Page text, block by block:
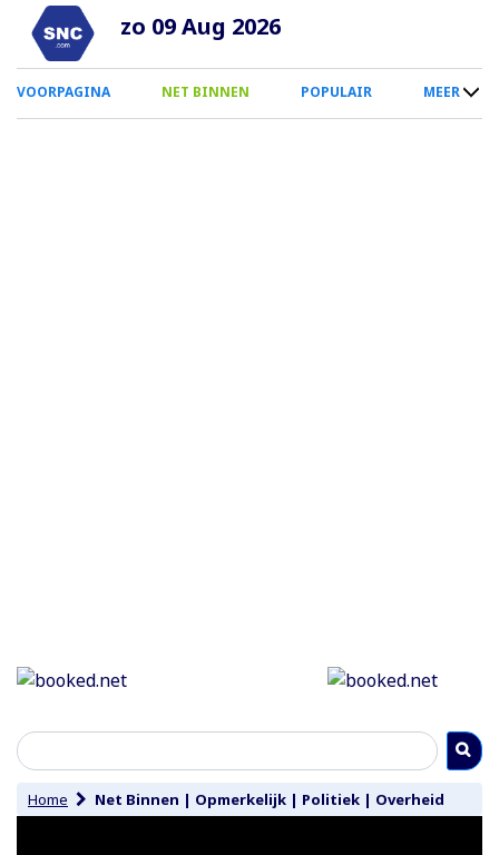
Overslaan
naar
inhoud
zo 09 Aug 2026
0
Smartphone
VOORPAGINA NET BINNEN POPULAIR MEER
Home Net Binnen | Opmerkelijk | Politiek | Overheid